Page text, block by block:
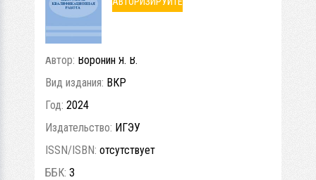
Автор: Воронин Я. В.
Вид издания: ВКР
Год: 2024
Издательство: ИГЭУ
ISSN/ISBN: отсутствует
ББК: 3